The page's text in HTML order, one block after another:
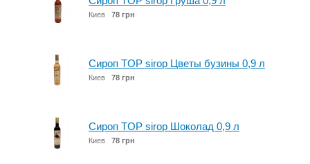
Киев 78 грн
Сироп TOP sirop Цветы бузины 0,9 л
Киев 78 грн
Сироп TOP sirop Шоколад 0,9 л
Киев 78 грн